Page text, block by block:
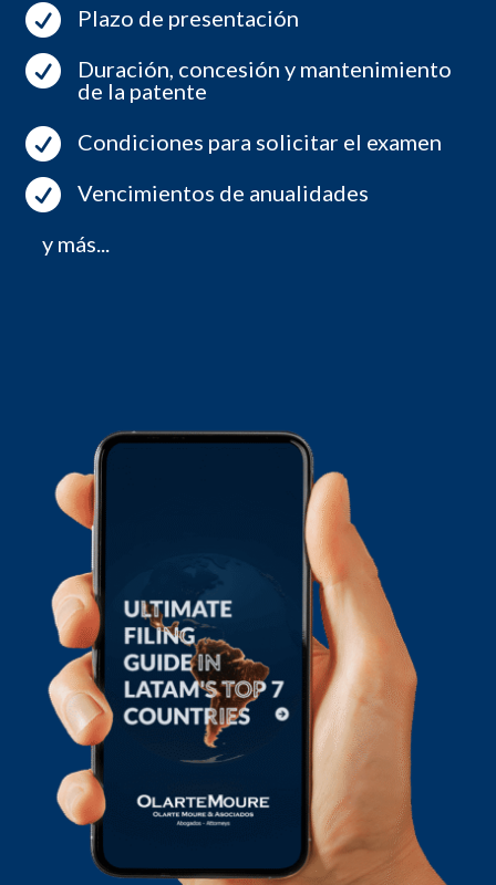
 Plazo de presentación

Duración, concesión y mantenimiento
de la patente
 Condiciones para solicitar el examen

Vencimientos de anualidades
y más...